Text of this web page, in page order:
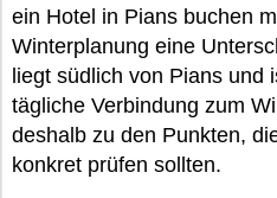
ein Hotel in Pians buchen
Winterplanung eine
liegt südlich von Pians und
tägliche Verbindung zum
deshalb zu den Punkten,
konkret prüfen sollten.